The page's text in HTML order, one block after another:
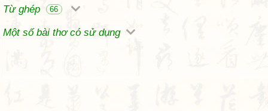
Từ ghép 66
Một số bài thơ có sử dụng